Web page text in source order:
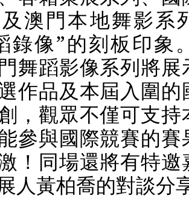
澳門本地舞影系
錄像”的刻板印象
舞蹈影像系列將展
作品及本屆入圍的
，觀眾不僅可支持
參與國際競賽的賽
！同場還將有特邀
人黃柏喬的對談分